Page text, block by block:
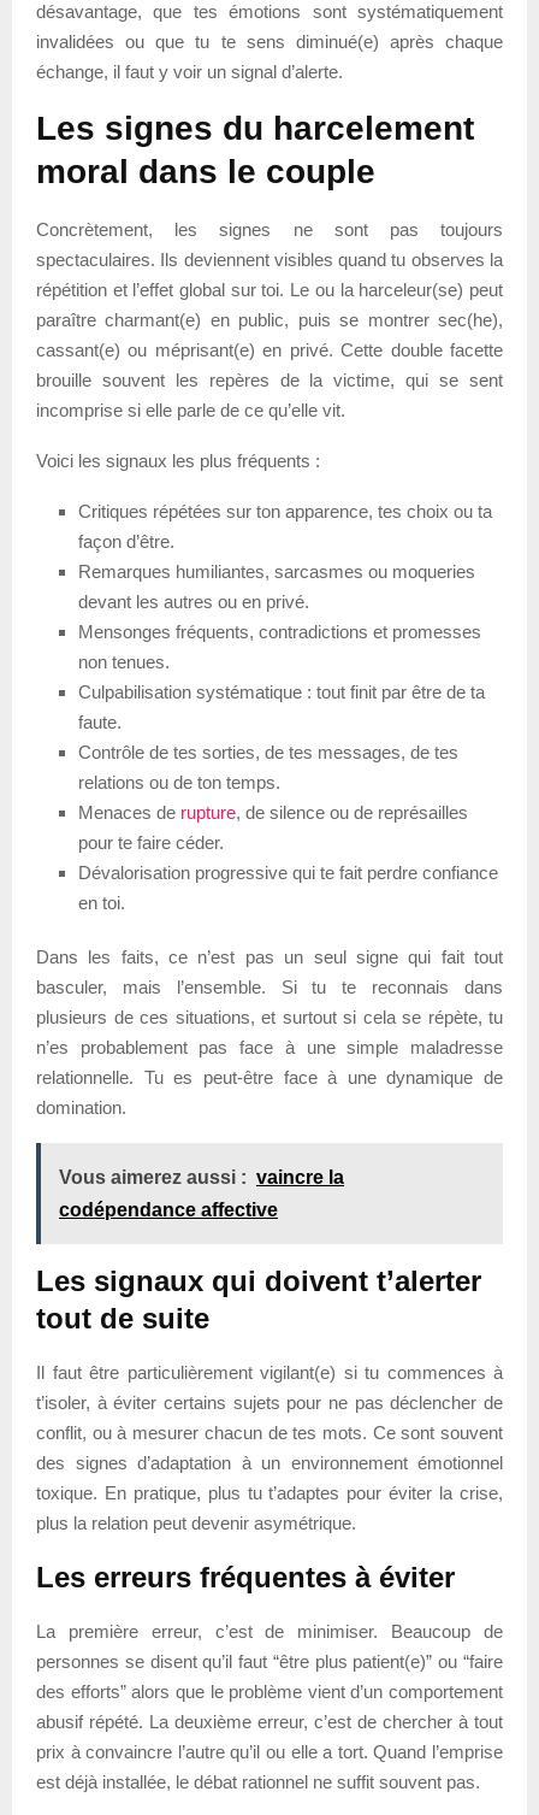
désavantage, que tes émotions sont systématiquement
invalidées ou que tu te sens diminué(e) après chaque
échange, il faut y voir un signal d’alerte.
Les signes du harcelement
moral dans le couple
Concrètement, les signes ne sont pas toujours
spectaculaires. Ils deviennent visibles quand tu observes la
répétition et l’effet global sur toi. Le ou la harceleur(se) peut
paraître charmant(e) en public, puis se montrer sec(he),
cassant(e) ou méprisant(e) en privé. Cette double facette
brouille souvent les repères de la victime, qui se sent
incomprise si elle parle de ce qu’elle vit.
Voici les signaux les plus fréquents :
Critiques répétées sur ton apparence, tes choix ou ta
façon d’être.
Remarques humiliantes, sarcasmes ou moqueries
devant les autres ou en privé.
Mensonges fréquents, contradictions et promesses
non tenues.
Culpabilisation systématique : tout finit par être de ta
faute.
Contrôle de tes sorties, de tes messages, de tes
relations ou de ton temps.
Menaces de rupture, de silence ou de représailles
pour te faire céder.
Dévalorisation progressive qui te fait perdre confiance
en toi.
Dans les faits, ce n’est pas un seul signe qui fait tout
basculer, mais l’ensemble. Si tu te reconnais dans
plusieurs de ces situations, et surtout si cela se répète, tu
n’es probablement pas face à une simple maladresse
relationnelle. Tu es peut-être face à une dynamique de
domination.
Vous aimerez aussi : vaincre la
codépendance affective
Les signaux qui doivent t’alerter
tout de suite
Il faut être particulièrement vigilant(e) si tu commences à
t’isoler, à éviter certains sujets pour ne pas déclencher de
conflit, ou à mesurer chacun de tes mots. Ce sont souvent
des signes d’adaptation à un environnement émotionnel
toxique. En pratique, plus tu t’adaptes pour éviter la crise,
plus la relation peut devenir asymétrique.
Les erreurs fréquentes à éviter
La première erreur, c’est de minimiser. Beaucoup de
personnes se disent qu’il faut “être plus patient(e)” ou “faire
des efforts” alors que le problème vient d’un comportement
abusif répété. La deuxième erreur, c’est de chercher à tout
prix à convaincre l’autre qu’il ou elle a tort. Quand l’emprise
est déjà installée, le débat rationnel ne suffit souvent pas.